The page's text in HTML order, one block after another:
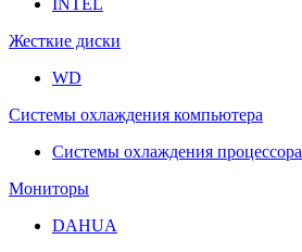
INTEL
Жесткие диски
WD
Системы охлаждения компьютера
Системы охлаждения процессора
Мониторы
DAHUA